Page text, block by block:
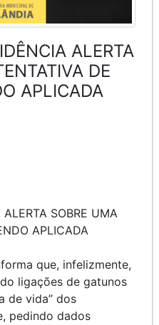
ALERTA
DE
APLICADA
SOBRE UMA
APLICADA
que, infelizmente,
ligações de gatunos
de vida” dos
pedindo dados